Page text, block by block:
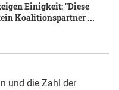
Einigkeit: "Diese
Koalitionspartner ...
und die Zahl der